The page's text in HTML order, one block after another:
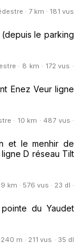
· 7 km · 181 vus
le parking
· 8 km · 172 vus ·
Enez Veur ligne
· 10 km · 487 vus ·
et le menhir de
D réseau Tilt
km · 576 vus · 23 dl ·
du Yaudet
m · 211 vus · 35 dl